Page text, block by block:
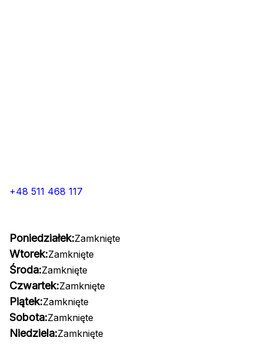
+48 511 468 117
Poniedziałek:Zamknięte
Wtorek:Zamknięte
Środa:Zamknięte
Czwartek:Zamknięte
Piątek:Zamknięte
Sobota:Zamknięte
Niedziela:Zamknięte